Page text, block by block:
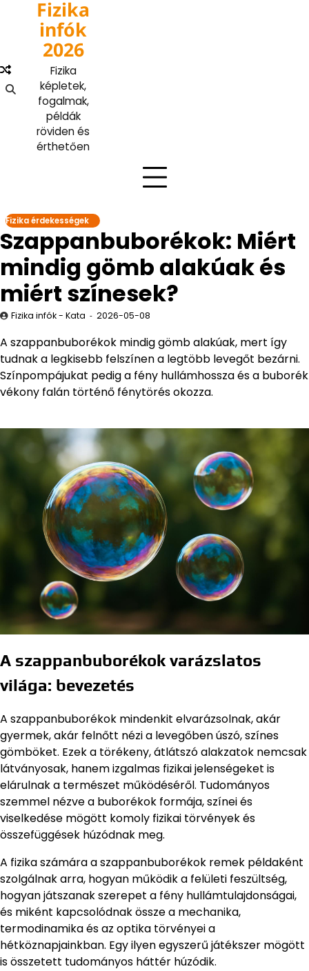
content
Fizika
infók
2026
Fizika
képletek,
fogalmak,
példák
röviden és
érthetően
Fizika érdekességek
Szappanbuborékok: Miért
mindig gömb alakúak és
miért színesek?
Fizika infók - Kata 2026-05-08
A szappanbuborékok mindig gömb alakúak, mert így
tudnak a legkisebb felszínen a legtöbb levegőt bezárni.
Színpompájukat pedig a fény hullámhossza és a buborék
vékony falán történő fénytörés okozza.
A szappanbuborékok varázslatos
világa: bevezetés
A szappanbuborékok mindenkit elvarázsolnak, akár
gyermek, akár felnőtt nézi a levegőben úszó, színes
gömböket. Ezek a törékeny, átlátszó alakzatok nemcsak
látványosak, hanem izgalmas fizikai jelenségeket is
elárulnak a természet működéséről. Tudományos
szemmel nézve a buborékok formája, színei és
viselkedése mögött komoly fizikai törvények és
összefüggések húzódnak meg.
A fizika számára a szappanbuborékok remek példaként
szolgálnak arra, hogyan működik a felületi feszültség,
hogyan játszanak szerepet a fény hullámtulajdonságai,
és miként kapcsolódnak össze a mechanika,
termodinamika és az optika törvényei a
hétköznapjainkban. Egy ilyen egyszerű játékszer mögött
is összetett tudományos háttér húzódik.